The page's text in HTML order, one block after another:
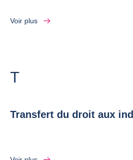
Voir plus
Lettre
T
Transfert du droit aux